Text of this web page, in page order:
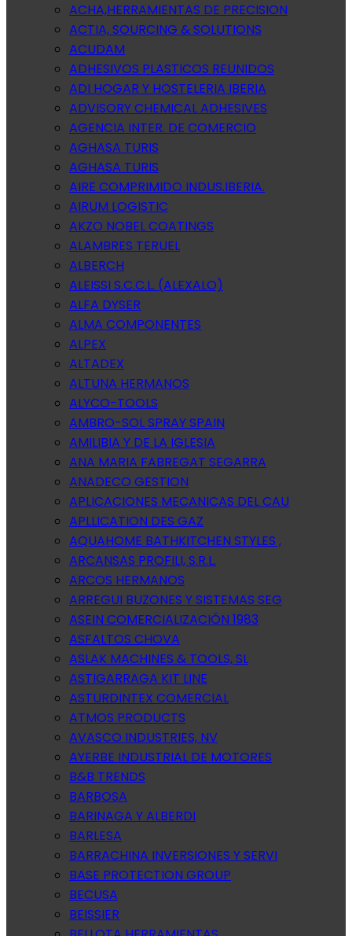
ACHA,HERRAMIENTAS DE PRECISION
ACTIA, SOURCING & SOLUTIONS
ACUDAM
ADHESIVOS PLASTICOS REUNIDOS
ADI HOGAR Y HOSTELERIA IBERIA
ADVISORY CHEMICAL ADHESIVES
AGENCIA INTER. DE COMERCIO
AGHASA TURIS
AGHASA TURIS
AIRE COMPRIMIDO INDUS.IBERIA.
AIRUM LOGISTIC
AKZO NOBEL COATINGS
ALAMBRES TERUEL
ALBERCH
ALEISSI S.C.C.L. (ALEXALO)
ALFA DYSER
ALMA COMPONENTES
ALPEX
ALTADEX
ALTUNA HERMANOS
ALYCO-TOOLS
AMBRO-SOL SPRAY SPAIN
AMILIBIA Y DE LA IGLESIA
ANA MARIA FABREGAT SEGARRA
ANADECO GESTION
APLICACIONES MECANICAS DEL CAU
APLLICATION DES GAZ
AQUAHOME BATHKITCHEN STYLES ,
ARCANSAS PROFILI, S.R.L.
ARCOS HERMANOS
ARREGUI BUZONES Y SISTEMAS SEG
ASEIN COMERCIALIZACIÓN 1983
ASFALTOS CHOVA
ASLAK MACHINES & TOOLS, SL
ASTIGARRAGA KIT LINE
ASTURDINTEX COMERCIAL
ATMOS PRODUCTS
AVASCO INDUSTRIES, NV
AYERBE INDUSTRIAL DE MOTORES
B&B TRENDS
BARBOSA
BARINAGA Y ALBERDI
BARLESA
BARRACHINA INVERSIONES Y SERVI
BASE PROTECTION GROUP
BECUSA
BEISSIER